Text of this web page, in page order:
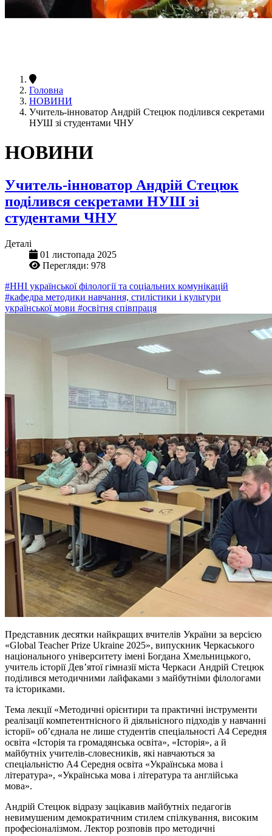
Головна
НОВИНИ
Учитель-інноватор Андрій Стецюк поділився секретами
НУШ зі студентами ЧНУ
НОВИНИ
Учитель-інноватор Андрій Стецюк
поділився секретами НУШ зі
студентами ЧНУ
Деталі
01 листопада 2025
Перегляди: 978
#ННІ української філології та соціальних комунікацій
#кафедра методики навчання, стилістики і культури
української мови #освітня співпраця
Представник десятки найкращих вчителів України за версією
«Global Teacher Prize Ukraine 2025», випускник Черкаського
національного університету імені Богдана Хмельницького,
учитель історії Дев’ятої гімназії міста Черкаси Андрій Стецюк
поділився методичними лайфаками з майбутніми філологами
та істориками.
Тема лекції «Методичні орієнтири та практичні інструменти
реалізації компетентнісного й діяльнісного підходів у навчанні
історії» об’єднала не лише студентів спеціальності А4 Середня
освіта «Історія та громадянська освіта», «Історія», а й
майбутніх учителів-словесників, які навчаються за
спеціальністю А4 Середня освіта «Українська мова і
література», «Українська мова і література та англійська
мова».
Андрій Стецюк відразу зацікавив майбутніх педагогів
невимушеним демократичним стилем спілкування, високим
професіоналізмом. Лектор розповів про методичні